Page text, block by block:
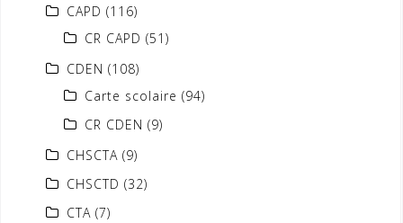
CAPD (116)
CR CAPD (51)
CDEN (108)
Carte scolaire (94)
CR CDEN (9)
CHSCTA (9)
CHSCTD (32)
CTA (7)